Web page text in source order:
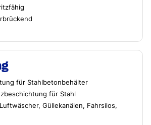
für Stahlbetonbehälter
für Stahl
Güllekanälen, Fahrsilos,